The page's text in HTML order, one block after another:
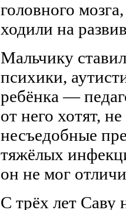
головного
ходили на
Мальчику
психики,
ребёнка —
от него хотят,
несъедобные
тяжёлых
он не мог
С трёх лет Саву